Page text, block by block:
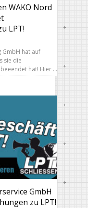
WAKO Nord
LPT!
GmbH hat auf
sie die
hat! Hier …
GmbH
zu LPT!